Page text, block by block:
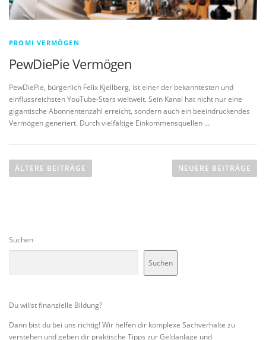
PROMI VERMÖGEN
PewDiePie Vermögen
PewDiePie, bürgerlich Felix Kjellberg, ist einer der bekanntesten und
einflussreichsten YouTube-Stars weltweit. Sein Kanal hat nicht nur eine
gigantische Abonnentenzahl erreicht, sondern auch ein beeindruckendes
Vermögen generiert. Durch vielfältige Einkommensquellen …
e
g
v
i
ÄLTERE BEITRÄGE NEUERE BEITRÄGE
Suchen
Suchen
Du willst finanzielle Bildung?
Dann bist du bei uns richtig! Wir helfen dir komplexe Sachverhalte zu
verstehen und geben dir praktische Tipps zur Geldanlage und